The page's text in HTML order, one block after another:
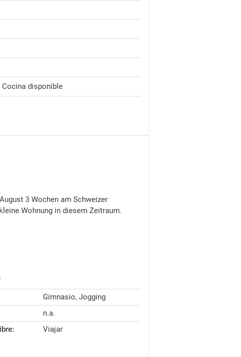
Cocina disponible
3 Wochen am Schweizer
Wohnung in diesem Zeitraum.
Gimnasio, Jogging
n.a.
Viajar